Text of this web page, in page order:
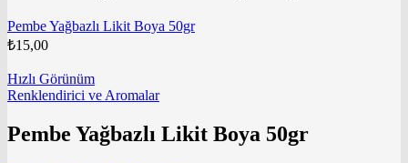
Pembe Yağbazlı Likit Boya 50gr
₺15,00
Hızlı Görünüm
Renklendirici ve Aromalar
Pembe Yağbazlı Likit Boya 50gr